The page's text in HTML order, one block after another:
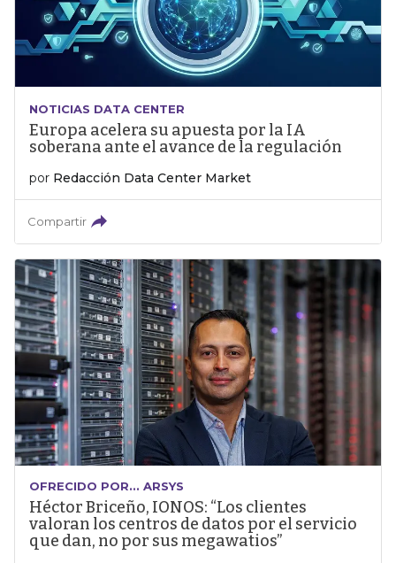
NOTICIAS DATA CENTER
Europa acelera su apuesta por la IA
soberana ante el avance de la regulación
por Redacción Data Center Market
Compartir
OFRECIDO POR... ARSYS
Héctor Briceño, IONOS: “Los clientes
valoran los centros de datos por el servicio
que dan, no por sus megawatios”